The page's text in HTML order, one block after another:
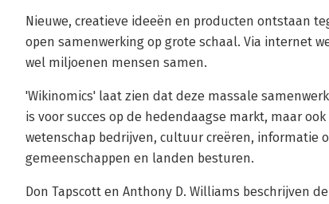
Nieuwe, creatieve ideeën en producten ontstaan
open samenwerking op grote schaal. Via internet
wel miljoenen mensen samen.
'Wikinomics' laat zien dat deze massale
is voor succes op de hedendaagse markt, maar
wetenschap bedrijven, cultuur creëren, informatie
gemeenschappen en landen besturen.
Don Tapscott en Anthony D. Williams beschrijven